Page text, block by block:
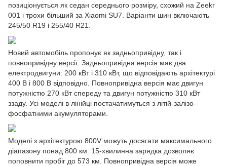
позиціонується як седан середнього розміру, схожий на Zeekr
001 і трохи більший за Xiaomi SU7. Варіанти шин включають
245/50 R19 і 255/40 R21.
Новий автомобіль пропонує як задньопривідну, так і
повнопривідну версії. Задньопривідна версія має два
електродвигуни: 200 кВт і 310 кВт, що відповідають архітектурі
400 В і 800 В відповідно. Повнопривідна версія має двигун
потужністю 270 кВт спереду та двигун потужністю 310 кВт
ззаду. Усі моделі в лінійці постачатимуться з літій-залізо-
фосфатними акумуляторами.
Моделі з архітектурою 800V можуть досягати максимального
діапазону понад 800 км. 15-хвилинна зарядка дозволяє
поповнити пробіг до 573 км. Повнопривідна версія може